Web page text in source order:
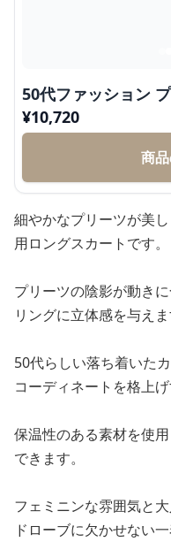
50代ファッション
¥10,720
商
細やかなプリーツが美
用ロングスカートです。
プリーツの陰影が動き
リングに立体感を与えま
50代らしい落ち着いた
コーディネートを格上げ
保温性のある素材を使
できます。
フェミニンな雰囲気と
ドローブに欠かせない一